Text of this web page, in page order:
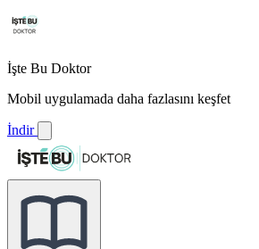
İşte Bu Doktor
Mobil uygulamada daha fazlasını keşfet
İndir